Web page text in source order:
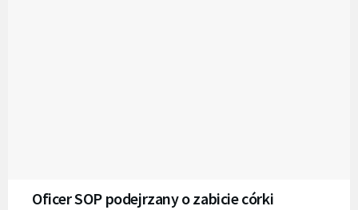
Oficer SOP podejrzany o zabicie córki